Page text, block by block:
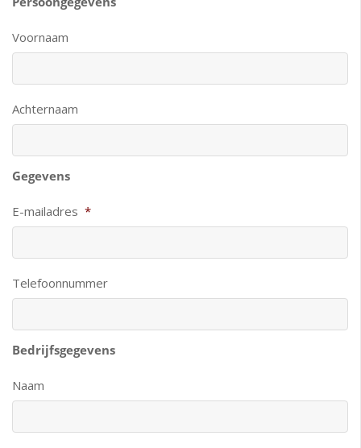
Voornaam
Achternaam
Gegevens
E-mailadres *
Telefoonnummer
Bedrijfsgegevens
Naam